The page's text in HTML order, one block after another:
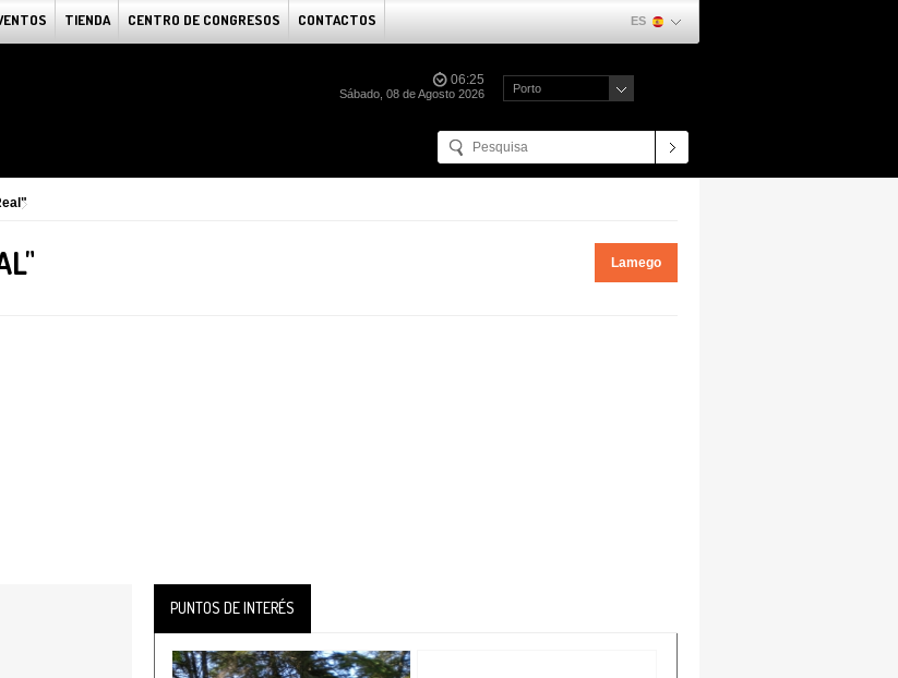
TIENDA CENTRO DE CONGRESOS CONTACTOS ES
06:25
Sábado, 08 de Agosto 2026 Porto
Lamego
PUNTOS DE INTERÉS